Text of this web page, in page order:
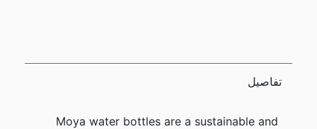
تفاصيل
Moya water bottles are a sustainable and